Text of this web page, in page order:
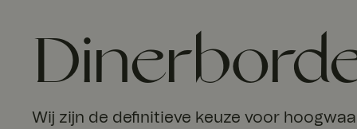
Wij zijn de definitieve keuze voor